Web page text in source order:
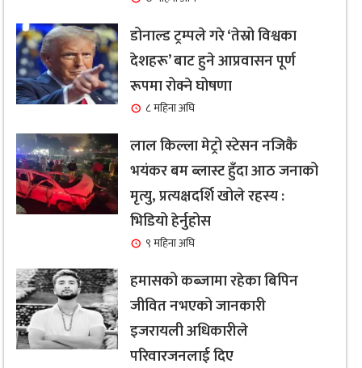
डोनाल्ड ट्रम्पले गरे ‘तेस्रो विश्वका
देशहरू’ बाट हुने आप्रवासन पूर्ण
रूपमा रोक्ने घोषणा
८ महिना अघि
लाल किल्ला मेट्रो स्टेसन नजिकै
भयंकर बम ब्लास्ट हुँदा आठ जनाको
मृत्यु, प्रत्यक्षदर्शि खोले रहस्य :
भिडियो हेर्नुहोस
९ महिना अघि
हमासको कब्जामा रहेका बिपिन
जीवित नभएको जानकारी
इजरायली अधिकारीले
परिवारजनलाई दिए